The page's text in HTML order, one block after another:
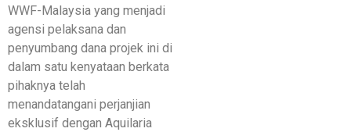
WWF-Malaysia yang menjadi
agensi pelaksana dan
penyumbang dana projek ini di
dalam satu kenyataan berkata
pihaknya telah
menandatangani perjanjian
eksklusif dengan Aquilaria